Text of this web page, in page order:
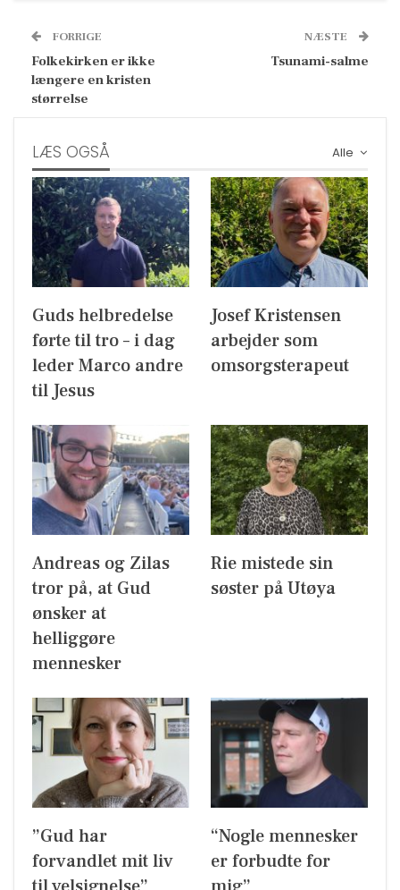
FORRIGE
Folkekirken er ikke
længere en kristen
størrelse
NÆSTE
Tsunami-salme
Alle
LÆS OGSÅ
Guds helbredelse
førte til tro – i dag
leder Marco andre
til Jesus
Josef Kristensen
arbejder som
omsorgsterapeut
Andreas og Zilas
tror på, at Gud
ønsker at
helliggøre
mennesker
Rie mistede sin
søster på Utøya
”Gud har
forvandlet mit liv
“Nogle mennesker
er forbudte for